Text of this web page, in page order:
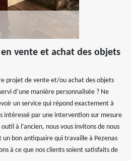
vente et achat des objets
projet de vente et/ou achat des objets
d’une manière personnalisée ? Ne
un service qui répond exactement à
intéressé par une intervention sur mesure
à l’ancien, nous vous invitons de nous
bon antiquaire qui travaille à Pezenas
à ce que nos clients soient satisfaits de